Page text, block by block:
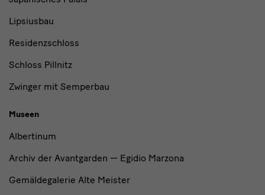
Lipsiusbau
Residenzschloss
Schloss Pillnitz
Zwinger mit Semperbau
Museen
Albertinum
Archiv der Avantgarden — Egidio Marzona
Gemäldegalerie Alte Meister